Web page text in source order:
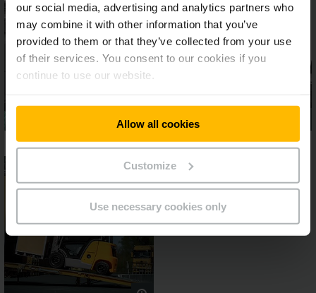
our social media, advertising and analytics partners who
may combine it with other information that you’ve
provided to them or that they’ve collected from your use
of their services. You consent to our cookies if you
continue to use our website.
Allow all cookies
Customize
Use necessary cookies only